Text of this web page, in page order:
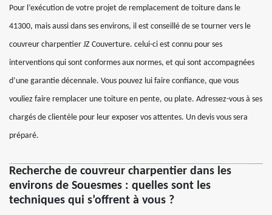
Pour l’exécution de votre projet de remplacement de toiture dans le
41300, mais aussi dans ses environs, il est conseillé de se tourner vers le
couvreur charpentier JZ Couverture. celui-ci est connu pour ses
interventions qui sont conformes aux normes, et qui sont accompagnées
d’une garantie décennale. Vous pouvez lui faire confiance, que vous
vouliez faire remplacer une toiture en pente, ou plate. Adressez-vous à ses
chargés de clientèle pour leur exposer vos attentes. Un devis vous sera
préparé.
Recherche de couvreur charpentier dans les
environs de Souesmes : quelles sont les
techniques qui s’offrent à vous ?